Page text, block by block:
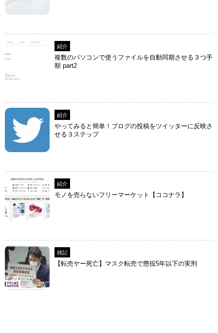
紹介
複数のパソコンで使うファイルを自動同期させる３つ手
順 part2
紹介
やってみると簡単！ブログの投稿をツイッターに反映さ
せる３ステップ
紹介
モノを売らないフリーマーケット【ココナラ】
雑記
【転売ヤー死亡】マスク転売で懲役5年以下の実刑